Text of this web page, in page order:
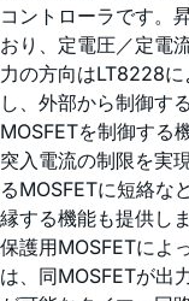
コントローラです。
おり、定電圧／定電
力の方向はLT8228
し、外部から制御す
MOSFETを制御する
突入電流の制限を実
るMOSFETに短絡な
縁する機能も提供し
保護用MOSFETによ
は、同MOSFETが出